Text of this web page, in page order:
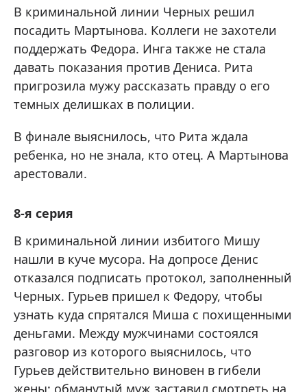
В криминальной линии Черных решил
посадить Мартынова. Коллеги не захотели
поддержать Федора. Инга также не стала
давать показания против Дениса. Рита
пригрозила мужу рассказать правду о его
темных делишках в полиции.
В финале выяснилось, что Рита ждала
ребенка, но не знала, кто отец. А Мартынова
арестовали.
8-я серия
В криминальной линии избитого Мишу
нашли в куче мусора. На допросе Денис
отказался подписать протокол, заполненный
Черных. Гурьев пришел к Федору, чтобы
узнать куда спрятался Миша с похищенными
деньгами. Между мужчинами состоялся
разговор из которого выяснилось, что
Гурьев действительно виновен в гибели